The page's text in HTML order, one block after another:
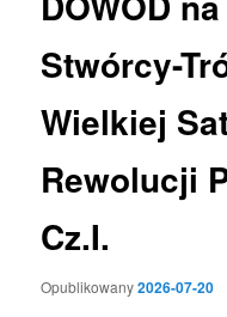
Stwórcy-
Wielkiej
Rewolucji
Cz.I.
Opublikowany2026-07-20